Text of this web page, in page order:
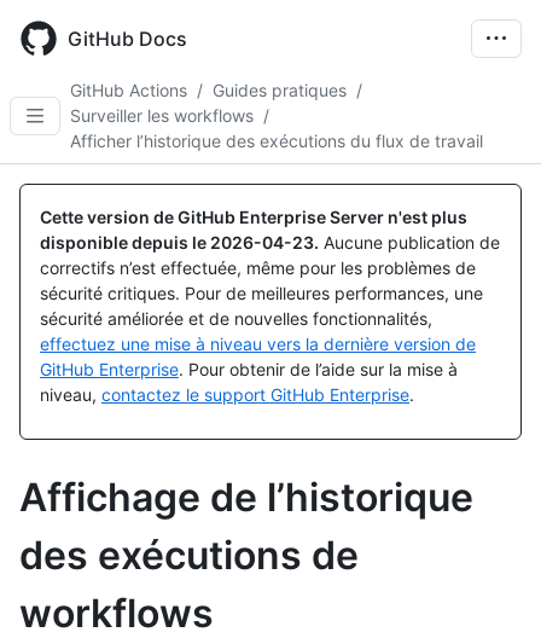
main
GitHub Docs
GitHub Actions / Guides pratiques /
Surveiller les workflows /
Afficher l’historique des exécutions du flux de travail
Cette version de GitHub Enterprise Server n'est plus
disponible depuis le 2026-04-23. Aucune publication de
correctifs n’est effectuée, même pour les problèmes de
sécurité critiques. Pour de meilleures performances, une
sécurité améliorée et de nouvelles fonctionnalités,
effectuez une mise à niveau vers la dernière version de
GitHub Enterprise. Pour obtenir de l’aide sur la mise à
niveau, contactez le support GitHub Enterprise.
Affichage de l’historique
des exécutions de
workflows